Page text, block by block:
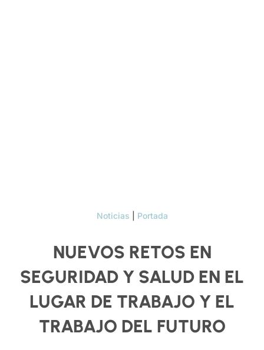
Noticias Portada
NUEVOS RETOS EN
SEGURIDAD Y SALUD EN EL
LUGAR DE TRABAJO Y EL
TRABAJO DEL FUTURO